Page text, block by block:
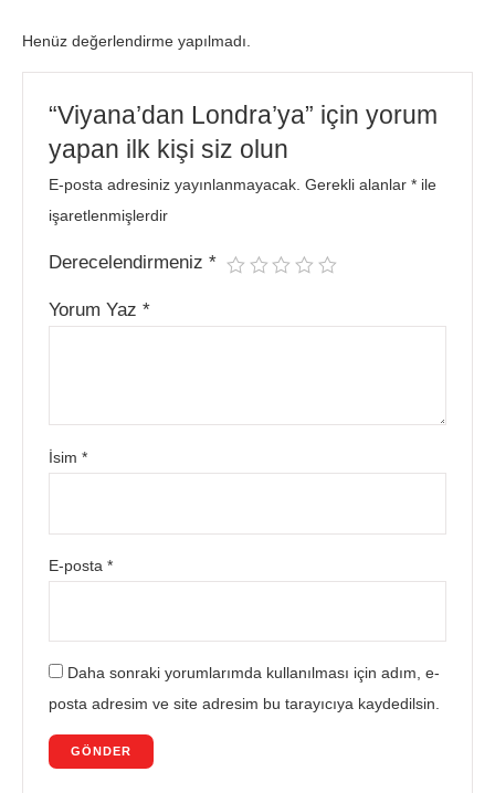
Henüz değerlendirme yapılmadı.
“Viyana’dan Londra’ya” için yorum
yapan ilk kişi siz olun
E-posta adresiniz yayınlanmayacak. Gerekli alanlar* ile
işaretlenmişlerdir
Derecelendirmeniz*
Yorum Yaz*
İsim*
E-posta*
Daha sonraki yorumlarımda kullanılması için adım, e-
posta adresim ve site adresim bu tarayıcıya kaydedilsin.